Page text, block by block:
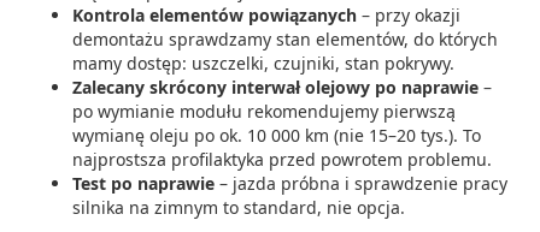
Kontrola elementów powiązanych – przy okazji
demontażu sprawdzamy stan elementów, do których
mamy dostęp: uszczelki, czujniki, stan pokrywy.
Zalecany skrócony interwał olejowy po naprawie –
po wymianie modułu rekomendujemy pierwszą
wymianę oleju po ok. 10 000 km (nie 15–20 tys.). To
najprostsza profilaktyka przed powrotem problemu.
Test po naprawie – jazda próbna i sprawdzenie pracy
silnika na zimnym to standard, nie opcja.